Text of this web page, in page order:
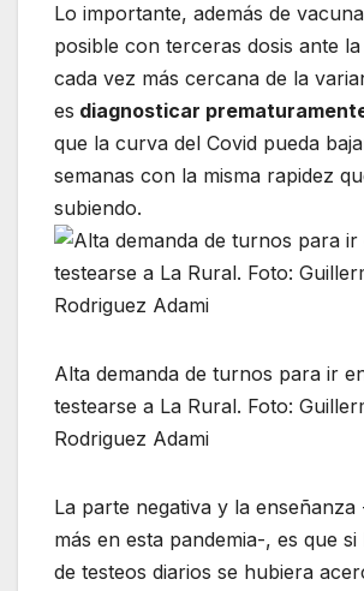
Lo importante, además de
posible con terceras dosis ante
cada vez más cercana de la
es diagnosticar
que la curva del Covid pueda
semanas con la misma rapidez
subiendo.
Alta demanda de turnos para ir
testearse a La Rural. Foto:
Rodriguez Adami
La parte negativa y la enseñanza
más en esta pandemia-, es que si
de testeos diarios se hubiera